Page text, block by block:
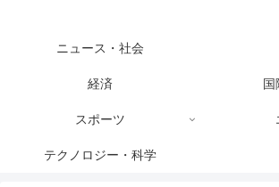
ニュース・社会
経済 国
スポーツ
テクノロジー・科学